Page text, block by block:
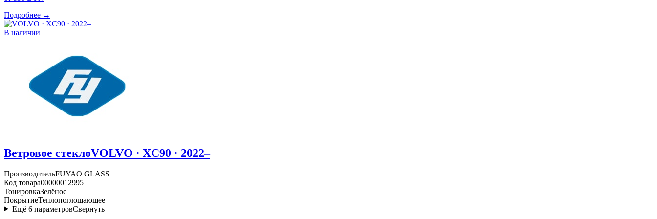
Подробнее →
В наличии
Ветровое стеклоVOLVO · XC90 · 2022–
ПроизводительFUYAO GLASS
Код товара00000012995
ТонировкаЗелёное
ПокрытиеТеплопоглощающее
Ещё 6 параметровСвернуть